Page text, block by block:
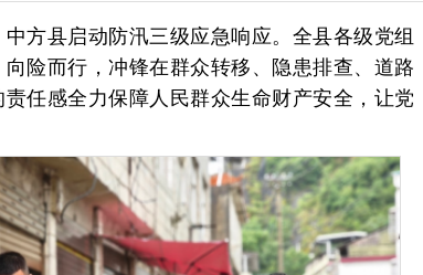
方县启动防汛三级应急响应。全县各级党组
险而行，冲锋在群众转移、隐患排查、道路
任感全力保障人民群众生命财产安全，让党